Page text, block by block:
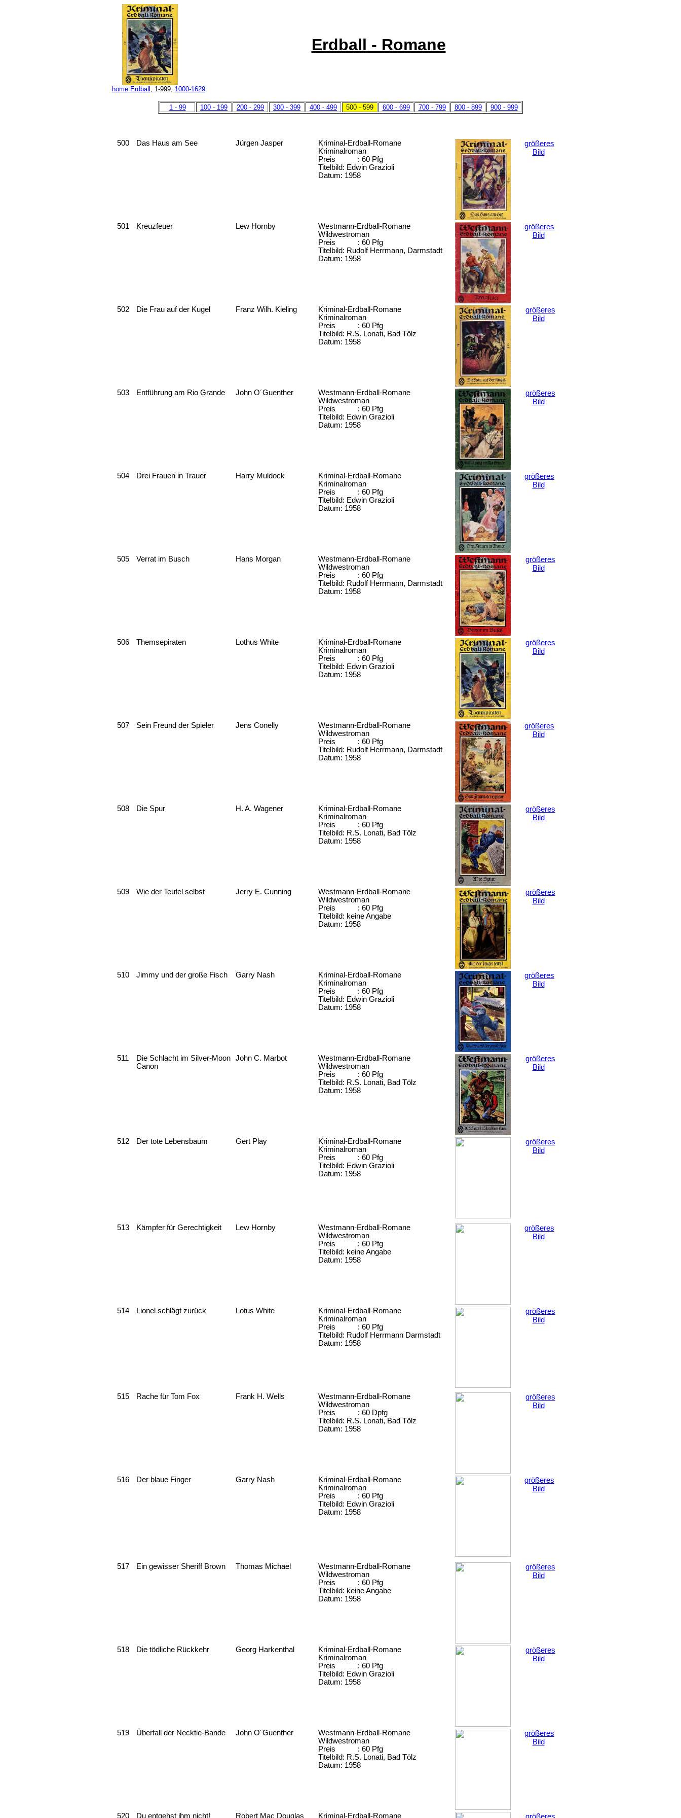
Erdball - Romane
home Erdball , 1-999, 1000-1629
1 - 99 100 - 199 200 - 299 300 - 399 400 - 499 500 - 599 600 - 699 700 - 799 800 - 899 900 - 999
500 Das Haus am See Jürgen Jasper
Kriminal-Erdball-Romane
Kriminalroman
Preis : 60 Pfg
Titelbild: Edwin Grazioli
Datum: 1958
größeres
Bild
501 Kreuzfeuer Lew Hornby
Westmann-Erdball-Romane
Wildwestroman
Preis : 60 Pfg
Titelbild: Rudolf Herrmann, Darmstadt
Datum: 1958
größeres
Bild
502 Die Frau auf der Kugel Franz Wilh. Kieling
Kriminal-Erdball-Romane
Kriminalroman
Preis : 60 Pfg
Titelbild: R.S. Lonati, Bad Tölz
Datum: 1958
größeres
Bild
503 Entführung am Rio Grande John O´Guenther
Westmann-Erdball-Romane
Wildwestroman
Preis : 60 Pfg
Titelbild: Edwin Grazioli
Datum: 1958
größeres
Bild
504 Drei Frauen in Trauer Harry Muldock
Kriminal-Erdball-Romane
Kriminalroman
Preis : 60 Pfg
Titelbild: Edwin Grazioli
Datum: 1958
größeres
Bild
505 Verrat im Busch Hans Morgan
Westmann-Erdball-Romane
Wildwestroman
Preis : 60 Pfg
Titelbild: Rudolf Herrmann, Darmstadt
Datum: 1958
größeres
Bild
506 Themsepiraten Lothus White
Kriminal-Erdball-Romane
Kriminalroman
Preis : 60 Pfg
Titelbild: Edwin Grazioli
Datum: 1958
größeres
Bild
507 Sein Freund der Spieler Jens Conelly
Westmann-Erdball-Romane
Wildwestroman
Preis : 60 Pfg
Titelbild: Rudolf Herrmann, Darmstadt
Datum: 1958
größeres
Bild
508 Die Spur H. A. Wagener
Kriminal-Erdball-Romane
Kriminalroman
Preis : 60 Pfg
Titelbild: R.S. Lonati, Bad Tölz
Datum: 1958
größeres
Bild
509 Wie der Teufel selbst Jerry E. Cunning
Westmann-Erdball-Romane
Wildwestroman
Preis : 60 Pfg
Titelbild: keine Angabe
Datum: 1958
größeres
Bild
510 Jimmy und der große Fisch Garry Nash
Kriminal-Erdball-Romane
Kriminalroman
Preis : 60 Pfg
Titelbild: Edwin Grazioli
Datum: 1958
größeres
Bild
511
Die Schlacht im Silver-Moon
Canon
John C. Marbot
Westmann-Erdball-Romane
Wildwestroman
Preis : 60 Pfg
Titelbild: R.S. Lonati, Bad Tölz
Datum: 1958
größeres
Bild
512 Der tote Lebensbaum Gert Play
Kriminal-Erdball-Romane
Kriminalroman
Preis : 60 Pfg
Titelbild: Edwin Grazioli
Datum: 1958
größeres
Bild
513 Kämpfer für Gerechtigkeit Lew Hornby
Westmann-Erdball-Romane
Wildwestroman
Preis : 60 Pfg
Titelbild: keine Angabe
Datum: 1958
größeres
Bild
514 Lionel schlägt zurück Lotus White
Kriminal-Erdball-Romane
Kriminalroman
Preis : 60 Pfg
Titelbild: Rudolf Herrmann Darmstadt
Datum: 1958
größeres
Bild
515 Rache für Tom Fox Frank H. Wells
Westmann-Erdball-Romane
Wildwestroman
Preis : 60 Dpfg
Titelbild: R.S. Lonati, Bad Tölz
Datum: 1958
größeres
Bild
516 Der blaue Finger Garry Nash
Kriminal-Erdball-Romane
Kriminalroman
Preis : 60 Pfg
Titelbild: Edwin Grazioli
Datum: 1958
größeres
Bild
517 Ein gewisser Sheriff Brown Thomas Michael
Westmann-Erdball-Romane
Wildwestroman
Preis : 60 Pfg
Titelbild: keine Angabe
Datum: 1958
größeres
Bild
518 Die tödliche Rückkehr Georg Harkenthal
Kriminal-Erdball-Romane
Kriminalroman
Preis : 60 Pfg
Titelbild: Edwin Grazioli
Datum: 1958
größeres
Bild
519 Überfall der Necktie-Bande John O´Guenther
Westmann-Erdball-Romane
Wildwestroman
Preis : 60 Pfg
Titelbild: R.S. Lonati, Bad Tölz
Datum: 1958
größeres
Bild
520 Du entgehst ihm nicht! Robert Mac Douglas Kriminal-Erdball-Romane